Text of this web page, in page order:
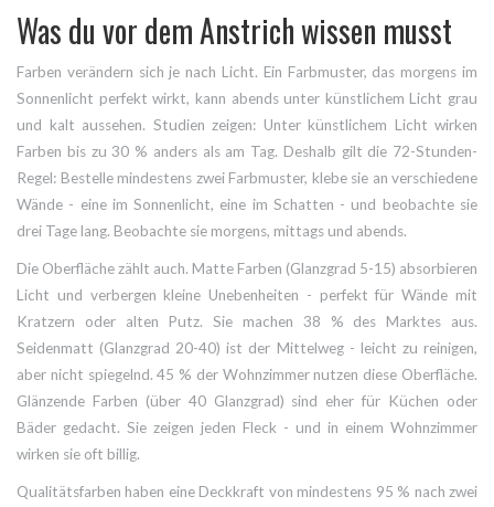
Was du vor dem Anstrich wissen musst
Farben verändern sich je nach Licht. Ein Farbmuster, das morgens im
Sonnenlicht perfekt wirkt, kann abends unter künstlichem Licht grau
und kalt aussehen. Studien zeigen: Unter künstlichem Licht wirken
Farben bis zu 30 % anders als am Tag. Deshalb gilt die 72-Stunden-
Regel: Bestelle mindestens zwei Farbmuster, klebe sie an verschiedene
Wände - eine im Sonnenlicht, eine im Schatten - und beobachte sie
drei Tage lang. Beobachte sie morgens, mittags und abends.
Die Oberfläche zählt auch. Matte Farben (Glanzgrad 5-15) absorbieren
Licht und verbergen kleine Unebenheiten - perfekt für Wände mit
Kratzern oder alten Putz. Sie machen 38 % des Marktes aus.
Seidenmatt (Glanzgrad 20-40) ist der Mittelweg - leicht zu reinigen,
aber nicht spiegelnd. 45 % der Wohnzimmer nutzen diese Oberfläche.
Glänzende Farben (über 40 Glanzgrad) sind eher für Küchen oder
Bäder gedacht. Sie zeigen jeden Fleck - und in einem Wohnzimmer
wirken sie oft billig.
Qualitätsfarben haben eine Deckkraft von mindestens 95 % nach zwei